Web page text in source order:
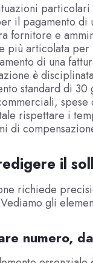
il pagamento di
fornitore e
più articolata
di una
è
standard di
rispettare i
di
il
richiede
gli
numero,